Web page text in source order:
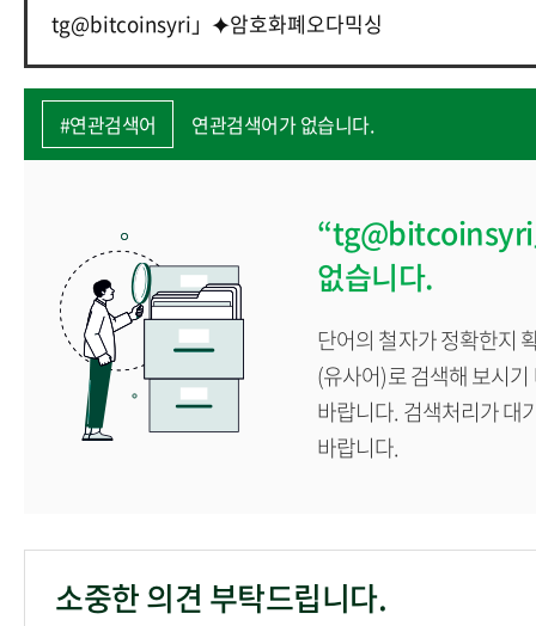
#연관검색어 연관검색어가 없습니다.
“tg@bitcoinsyri
없습니다.
단어의 철자가 정확한지
(유사어)로 검색해 보시
바랍니다. 검색처리가 대
바랍니다.
소중한 의견 부탁드립니다.